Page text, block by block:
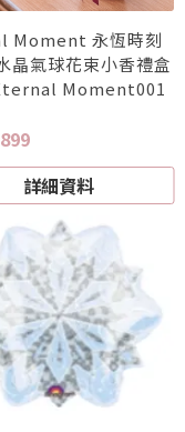
Moment 永恆時刻
晶氣球花束小香禮盒
Moment001
詳細資料